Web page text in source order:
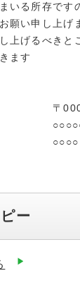
いる所存で
願い申し上げ
上げるべき
ます
ー